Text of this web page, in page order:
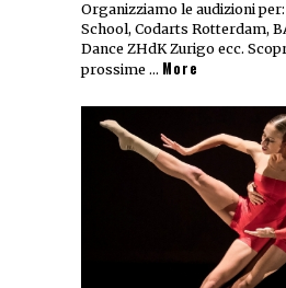
Organizziamo le audizioni
School, Codarts Rotterdam,
Dance ZHdK Zurigo ecc.
prossime … More